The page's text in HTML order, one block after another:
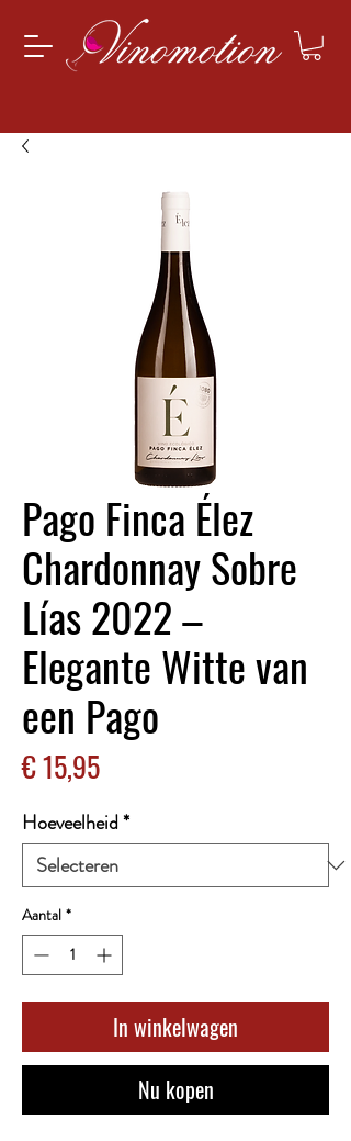
Pago Finca Élez
Chardonnay Sobre
Lías 2022 –
Elegante Witte van
een Pago
€ 15,95Prijs
Hoeveelheid*
Aantal *
In winkelwagen
Nu kopen